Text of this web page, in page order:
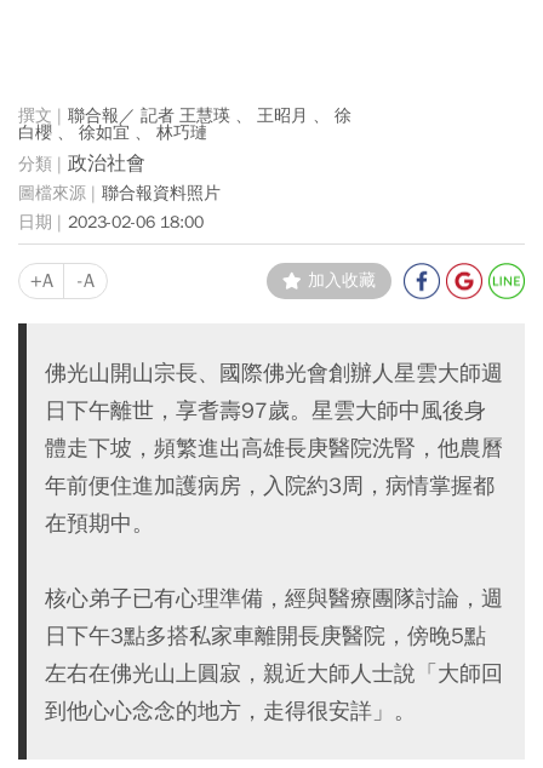
聯合報／ 記者 王慧瑛 、 王昭月 、 徐
白櫻 、 徐如宜 、 林巧璉
政治社會
聯合報資料照片
2023-02-06 18:00
+A -A 加入收藏
佛光山開山宗長、國際佛光會創辦人星雲大師週
日下午離世，享耆壽97歲。星雲大師中風後身
體走下坡，頻繁進出高雄長庚醫院洗腎，他農曆
年前便住進加護病房，入院約3周，病情掌握都
在預期中。
核心弟子已有心理準備，經與醫療團隊討論，週
日下午3點多搭私家車離開長庚醫院，傍晚5點
左右在佛光山上圓寂，親近大師人士說「大師回
到他心心念念的地方，走得很安詳」。